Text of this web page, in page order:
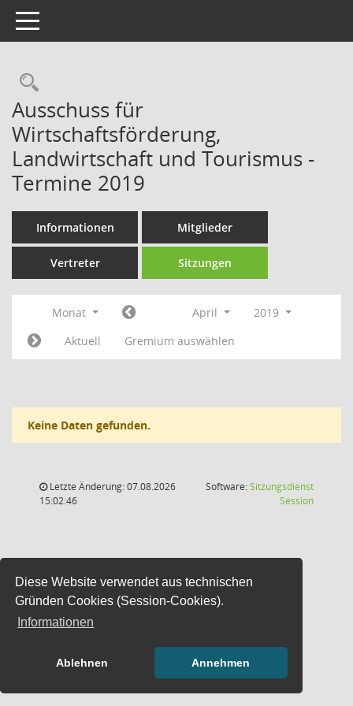
Diese Website verwendet aus technischen
Gründen Cookies (Session-Cookies).
Informationen
Ablehnen Annehmen
Toggle navigation
Rechercheauswahl
Ausschuss für
Wirtschaftsförderung,
Landwirtschaft und Tourismus -
Termine 2019
Informationen Mitglieder
Vertreter Sitzungen
Monat April
2019
Aktuell
Gremium auswählen
Keine Daten gefunden.
Letzte Änderung: 07.08.2026
15:02:46
Software:Sitzungsdienst
Session(Wird in